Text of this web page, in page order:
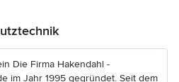
Die Firma Hakendahl -
im Jahr 1995 gegründet. Seit dem